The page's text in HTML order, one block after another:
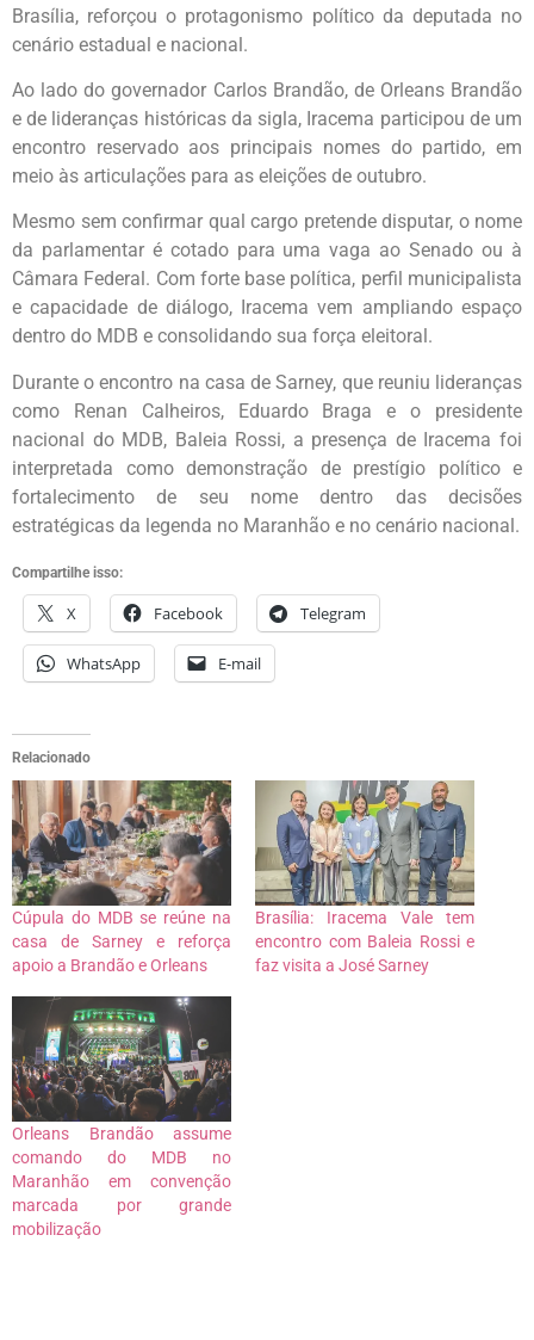
Brasília, reforçou o protagonismo político da deputada no
cenário estadual e nacional.
Ao lado do governador Carlos Brandão, de Orleans Brandão
e de lideranças históricas da sigla, Iracema participou de um
encontro reservado aos principais nomes do partido, em
meio às articulações para as eleições de outubro.
Mesmo sem confirmar qual cargo pretende disputar, o nome
da parlamentar é cotado para uma vaga ao Senado ou à
Câmara Federal. Com forte base política, perfil municipalista
e capacidade de diálogo, Iracema vem ampliando espaço
dentro do MDB e consolidando sua força eleitoral.
Durante o encontro na casa de Sarney, que reuniu lideranças
como Renan Calheiros, Eduardo Braga e o presidente
nacional do MDB, Baleia Rossi, a presença de Iracema foi
interpretada como demonstração de prestígio político e
fortalecimento de seu nome dentro das decisões
estratégicas da legenda no Maranhão e no cenário nacional.
Compartilhe isso:
X Facebook Telegram
WhatsApp E-mail
Relacionado
Cúpula do MDB se reúne na
casa de Sarney e reforça
apoio a Brandão e Orleans
Brasília: Iracema Vale tem
encontro com Baleia Rossi e
faz visita a José Sarney
Orleans Brandão assume
comando do MDB no
Maranhão em convenção
marcada por grande
mobilização